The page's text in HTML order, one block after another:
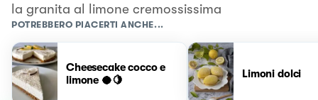
la granita al limone cremossissima
POTREBBERO PIACERTI ANCHE...
Cheesecake cocco e
limone 🥥🍋
Limoni dolci